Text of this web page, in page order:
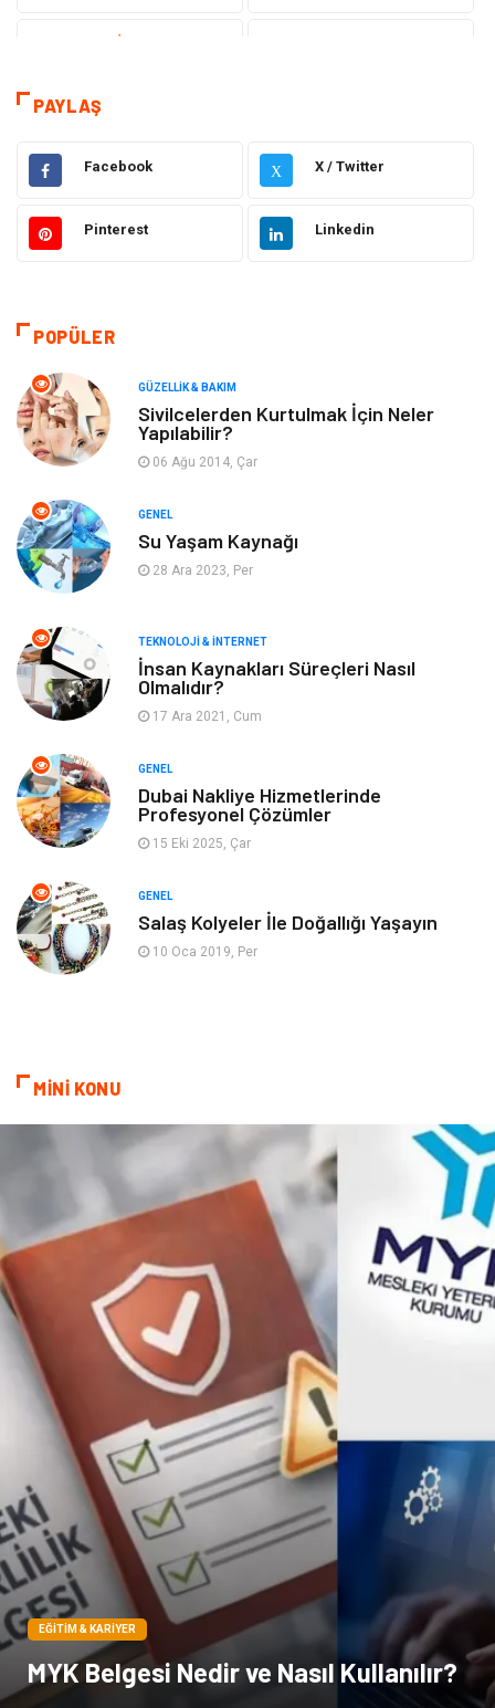
Eğitim & Kariyer
Gündem Hukuk
Moda Sağlıklı Yaşam
Bilgisayar & Yazılım
Makine
Giyim
Yeme & İçme
Keyif & Hobi Organizasyon
Gayrimenkul Spor
Finans& Ekonomi Anne & Çocuk
Genel Kültür
Ev İşleri
Mobilya
Astroloji
Yazı Tahtaları
Pet Malzemeleri
PAYLAŞ
Facebook X X / Twitter
Pinterest Linkedin
POPÜLER
GÜZELLIK & BAKIM
Sivilcelerden Kurtulmak İçin Neler
Yapılabilir?
06 Ağu 2014, Çar
GENEL
Su Yaşam Kaynağı
28 Ara 2023, Per
TEKNOLOJI & İNTERNET
İnsan Kaynakları Süreçleri Nasıl
Olmalıdır?
17 Ara 2021, Cum
GENEL
Dubai Nakliye Hizmetlerinde
Profesyonel Çözümler
15 Eki 2025, Çar
GENEL
Salaş Kolyeler İle Doğallığı Yaşayın
10 Oca 2019, Per
MİNİ KONU
EĞITIM & KARIYER
MYK Belgesi Nedir ve Nasıl Kullanılır?